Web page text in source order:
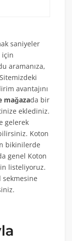
saniyeler
için
aramanıza,
avantajını
mağazada bir
eklediniz.
gelerek
Koton
bikinilerde
genel Koton
listeliyoruz.